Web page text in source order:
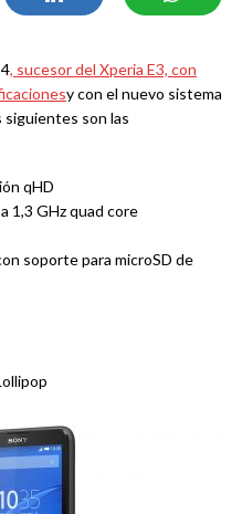
, sucesor del Xperia E3, con
y con el nuevo sistema
siguientes son las
qHD
1,3 GHz quad core
soporte para microSD de